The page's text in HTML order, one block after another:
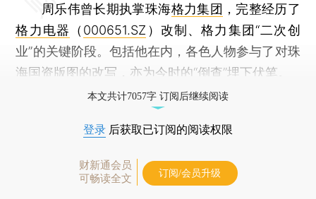
周乐伟曾长期执掌珠海格力集团 ，完整经历了
格力电器
（ 000651.SZ ）改制、格力集团“二次创
业”的关键阶段。包括他在内，各色人物参与了对珠
海国资版图的改写，亦为今时的“倒查”埋下伏笔。
本文共计7057字 订阅后继续阅读
登录 后获取已订阅的阅读权限
财新通会员
可畅读全文
订阅/会员升级